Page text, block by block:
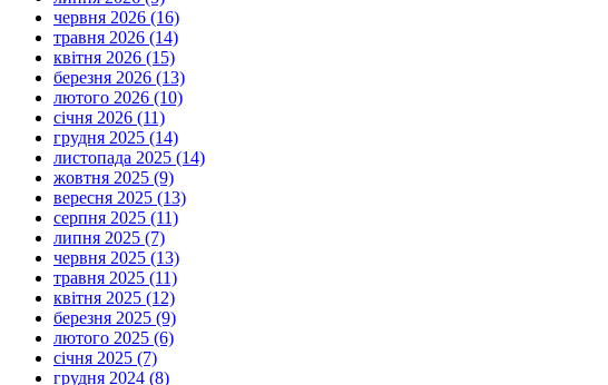
червня 2026 (16)
травня 2026 (14)
квітня 2026 (15)
березня 2026 (13)
лютого 2026 (10)
січня 2026 (11)
грудня 2025 (14)
листопада 2025 (14)
жовтня 2025 (9)
вересня 2025 (13)
серпня 2025 (11)
липня 2025 (7)
червня 2025 (13)
травня 2025 (11)
квітня 2025 (12)
березня 2025 (9)
лютого 2025 (6)
січня 2025 (7)
грудня 2024 (8)